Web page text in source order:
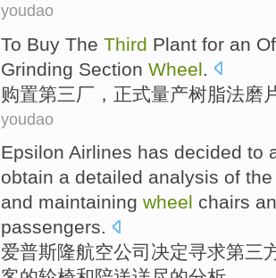
youdao
To Buy The Third Plant for an
Grinding Section Wheel
购置第三厂 ， 正式量产树脂法磨
youdao
Epsilon Airlines has decided to
obtain a detailed analysis of
and maintaining wheel chairs
passengers.
爱普斯隆航空公司 决定寻求第三